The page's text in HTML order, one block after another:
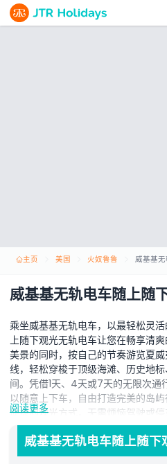
主页 美国 火奴鲁鲁
威基基无轨电车随上随
乘坐威基基无轨电车，以最轻松灵
上随下观光无轨电车让您在畅享清
美景的同时，按自己的节奏游览夏
线，轻松穿梭于顶级海滩、历史地
间。凭借1天、4天或7天的无限次
以随意上下车，自由打造完美的岛
便捷的观光方式，无需烦恼驾驶或
年人、孕妇及残障客人提供优先座
小时，方便安排行程。只需在任何
冒险。无论您是游览自然景点、历
阅读更多
威基基无轨电车随上随